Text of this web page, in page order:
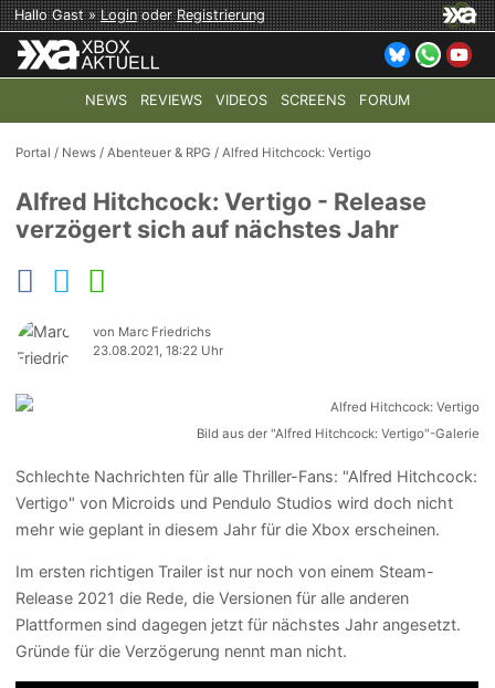
Hallo Gast »LoginoderRegistrierung
NEWS REVIEWS VIDEOS SCREENS FORUM
TOP-THEMEN: COD: MODERN WARFARE 4 HALO:
Portal / News /Abenteuer & RPG /Alfred Hitchcock: Vertigo
Alfred Hitchcock: Vertigo - Release
verzögert sich auf nächstes Jahr
von Marc Friedrichs
23.08.2021, 18:22 Uhr
Bild aus der "Alfred Hitchcock: Vertigo"-Galerie
Schlechte Nachrichten für alle Thriller-Fans: "Alfred Hitchcock:
Vertigo" von Microids und Pendulo Studios wird doch nicht
mehr wie geplant in diesem Jahr für die Xbox erscheinen.
Im ersten richtigen Trailer ist nur noch von einem Steam-
Release 2021 die Rede, die Versionen für alle anderen
Plattformen sind dagegen jetzt für nächstes Jahr angesetzt.
Gründe für die Verzögerung nennt man nicht.